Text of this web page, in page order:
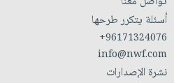
أسئلة يتكرر طرحها
+96171324076
info@nwf.com
نشرة الإصدارات